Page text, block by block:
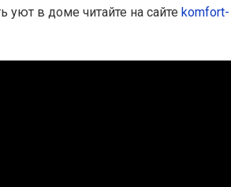
уют в доме читайте на сайте komfort-